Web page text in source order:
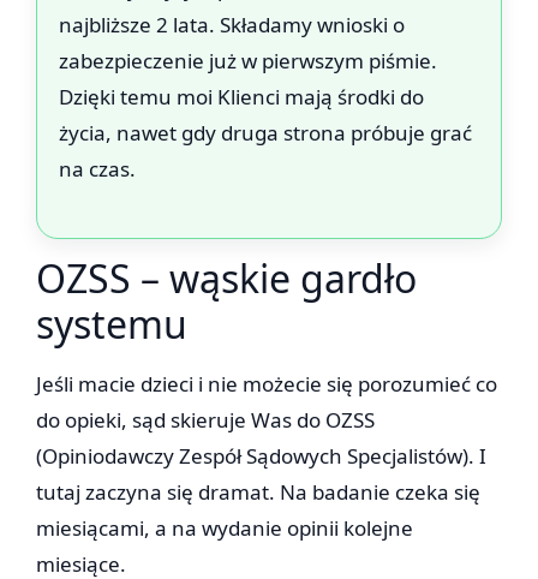
najbliższe 2 lata. Składamy wnioski o
zabezpieczenie już w pierwszym piśmie.
Dzięki temu moi Klienci mają środki do
życia, nawet gdy druga strona próbuje grać
na czas.
OZSS – wąskie gardło
systemu
Jeśli macie dzieci i nie możecie się porozumieć co
do opieki, sąd skieruje Was do OZSS
(Opiniodawczy Zespół Sądowych Specjalistów). I
tutaj zaczyna się dramat. Na badanie czeka się
miesiącami, a na wydanie opinii kolejne
miesiące.